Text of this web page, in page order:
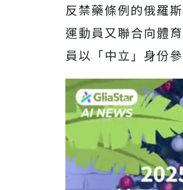
反禁藥條例的俄羅
運動員又聯合向體
員以「中立」身份